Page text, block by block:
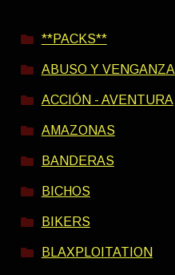
**PACKS**
ABUSO Y VENGANZA
ACCIÓN - AVENTURA
AMAZONAS
BANDERAS
BICHOS
BIKERS
BLAXPLOITATION